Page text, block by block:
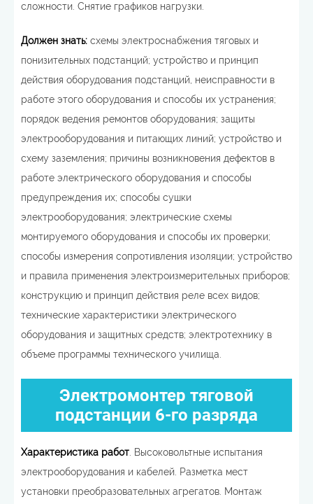
сложности. Снятие графиков нагрузки.
Должен знать: схемы электроснабжения тяговых и
понизительных подстанций; устройство и принцип
действия оборудования подстанций, неисправности в
работе этого оборудования и способы их устранения;
порядок ведения ремонтов оборудования; защиты
электрооборудования и питающих линий; устройство и
схему заземления; причины возникновения дефектов в
работе электрического оборудования и способы
предупреждения их; способы сушки
электрооборудования; электрические схемы
монтируемого оборудования и способы их проверки;
способы измерения сопротивления изоляции; устройство
и правила применения электроизмерительных приборов;
конструкцию и принцип действия реле всех видов;
технические характеристики электрического
оборудования и защитных средств; электротехнику в
объеме программы технического училища.
Электромонтер тяговой
подстанции 6-го разряда
Характеристика работ . Высоковольтные испытания
электрооборудования и кабелей. Разметка мест
установки преобразовательных агрегатов. Монтаж